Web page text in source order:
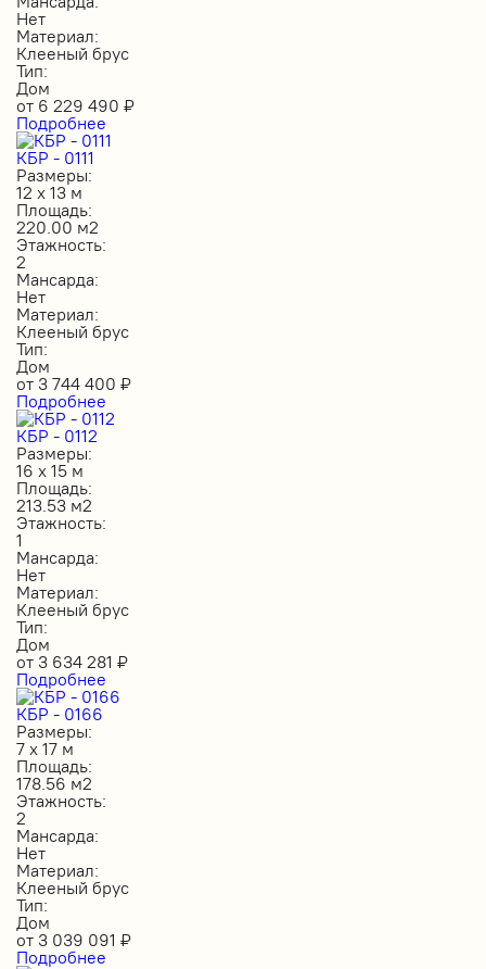
Нет
Материал:
Клееный брус
Тип:
Дом
от 6 229 490 ₽
Подробнее
КБР - 0111
Размеры:
12 х 13 м
Площадь:
220.00 м2
Этажность:
2
Мансарда:
Нет
Материал:
Клееный брус
Тип:
Дом
от 3 744 400 ₽
Подробнее
КБР - 0112
Размеры:
16 х 15 м
Площадь:
213.53 м2
Этажность:
1
Мансарда:
Нет
Материал:
Клееный брус
Тип:
Дом
от 3 634 281 ₽
Подробнее
КБР - 0166
Размеры:
7 х 17 м
Площадь:
178.56 м2
Этажность:
2
Мансарда:
Нет
Материал:
Клееный брус
Тип:
Дом
от 3 039 091 ₽
Подробнее